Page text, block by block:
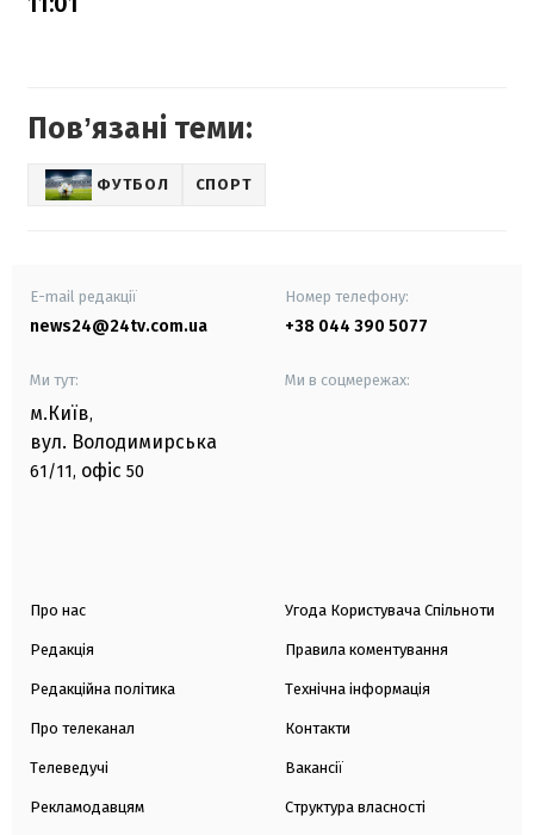
Повʼязані теми:
ФУТБОЛ СПОРТ
E-mail редакції
news24@24tv.com.ua
Номер телефону:
+38 044 390 5077
Ми тут:
м.Київ,
вул. Володимирська
61/11, офіс 50
Ми в соцмережах:
Про нас
Редакція
Редакційна політика
Про телеканал
Телеведучі
Рекламодавцям
Угода Користувача Спільноти
Правила коментування
Технічна інформація
Контакти
Вакансії
Структура власності